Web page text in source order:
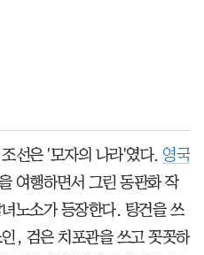
선은 '모자의 나라'였다. 영국
여행하면서 그린 동판화 작
노소가 등장한다. 탕건을 쓰
, 검은 치포관을 쓰고 꼿꼿하